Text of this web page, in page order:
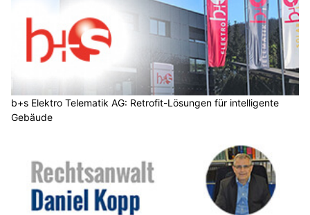
b+s Elektro Telematik AG: Retrofit-Lösungen für intelligente
Gebäude